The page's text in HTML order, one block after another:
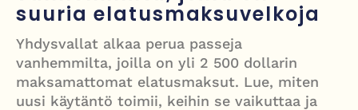
Roy Hattersley – työväenpuolueen modernisoija, joka jäi oppositioon
mutta muutti politiikan suunnan
Kesäinen lämpö palaa Britanniaan – paikoin jopa 28 astetta, mutta
sateet jatkuvat osalle maata
suuria elatusmaksuvelkoja
Yhdysvallat alkaa perua passeja
vanhemmilta, joilla on yli 2 500 dollarin
maksamattomat elatusmaksut. Lue, miten
uusi käytäntö toimii, keihin se vaikuttaa ja